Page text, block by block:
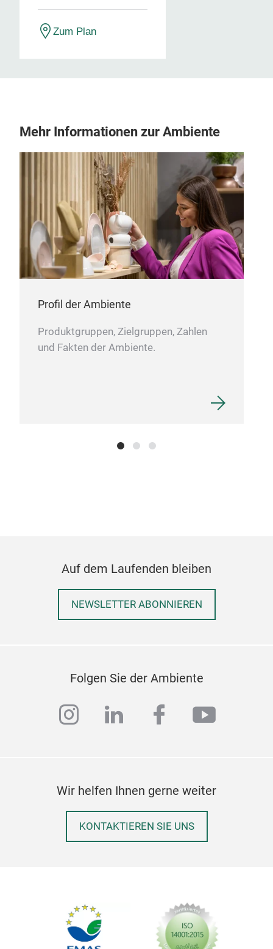
Zum Plan
Mehr Informationen zur Ambiente
Profil der Ambiente
Produktgruppen, Zielgruppen, Zahlen
und Fakten der Ambiente.
Auf dem Laufenden bleiben
NEWSLETTER ABONNIEREN
Folgen Sie der Ambiente
instagram
linkedinfacebook
Wir helfen Ihnen gerne weiter
KONTAKTIEREN SIE UNS